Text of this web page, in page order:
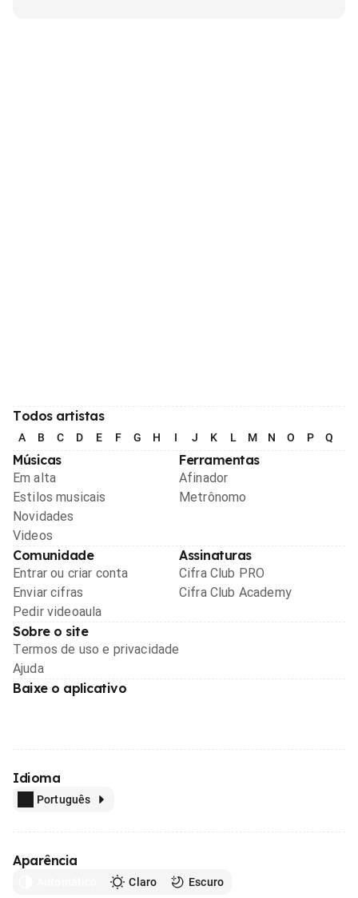
Todos artistas
A B C D E F G H I J K L M N O P Q
Músicas
Em alta
Estilos musicais
Novidades
Videos
Ferramentas
Afinador
Metrônomo
Comunidade
Entrar ou criar conta
Enviar cifras
Pedir videoaula
Assinaturas
Cifra Club PRO
Cifra Club Academy
Sobre o site
Termos de uso e privacidade
Ajuda
Baixe o aplicativo
Idioma
Português
Aparência
Claro Escuro